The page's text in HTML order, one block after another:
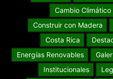
Cambio Climático
Construir con Madera
Costa Rica
Energías Renovables
Institucionales